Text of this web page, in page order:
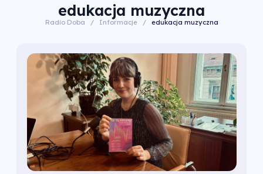
edukacja muzyczna
Radio Doba / Informacje / edukacja muzyczna